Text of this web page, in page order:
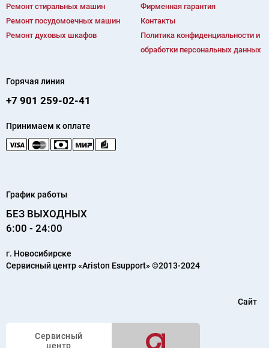
Ремонт cтиральных машин
Ремонт посудомоечных машин
Ремонт духовых шкафов
Фирменная гарантия
Контакты
Политика конфиденциальности и
обработки персональных данных
Горячая линия
+7 901 259-02-41
Принимаем к оплате
График работы
БЕЗ ВЫХОДНЫХ
6:00 - 24:00
г. Новосибирске
Сервисный центр «Ariston Esupport»©2013-2024
Сервисный
центр
Сайт